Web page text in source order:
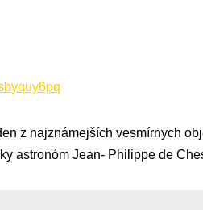
z najznámejších vesmírnych
astronóm Jean- Philippe de